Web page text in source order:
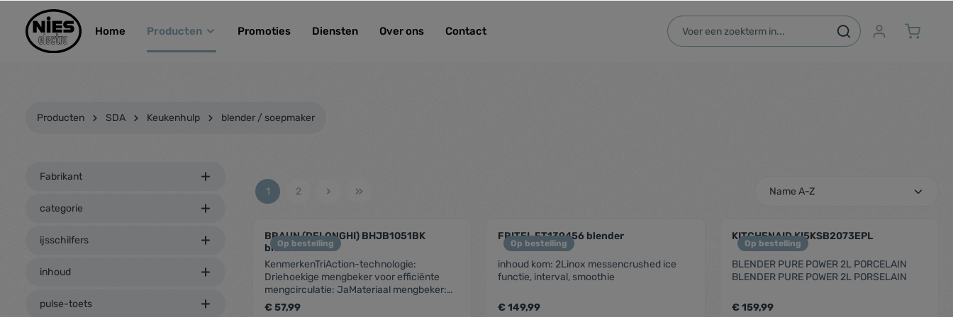
general.skipToNavigation
Home Producten Promoties Diensten Over ons Contact
Producten SDA Keukenhulp blender / soepmaker
Fabrikant
categorie
ijsschilfers
inhoud
pulse-toets
1 2
Op bestelling
BRAUN (DELONGHI) BHJB1051BK
blender
KenmerkenTriAction-technologie:
Driehoekige mengbeker voor efficiënte
mengcirculatie: JaMateriaal mengbeker:
GlasMaximale capaciteit:
€ 57,99
Op bestelling
FRITEL FT139456 blender
inhoud kom: 2Linox messencrushed ice
functie, interval, smoothie
€ 149,99
Op bestelling
KITCHENAID KI5KSB2073EPL
BLENDER PURE POWER 2L PORCELAIN
BLENDER PURE POWER 2L PORSELAIN
€ 159,99